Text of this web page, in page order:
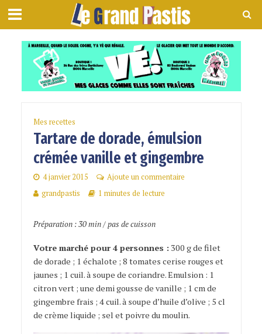
Mes recettes
Tartare de dorade, émulsion
crémée vanille et gingembre
4 janvier 2015
Ajoute un commentaire
grandpastis
1 minutes de lecture
Préparation : 30 min / pas de cuisson
Votre marché pour 4 personnes : 300 g de filet
de dorade ; 1 échalote ; 8 tomates cerise rouges et
jaunes ; 1 cuil. à soupe de coriandre. Emulsion : 1
citron vert ; une demi gousse de vanille ; 1 cm de
gingembre frais ; 4 cuil. à soupe d’huile d’olive ; 5 cl
de crème liquide ; sel et poivre du moulin.